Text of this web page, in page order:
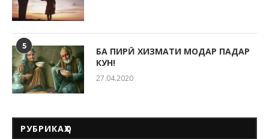
5
БА ПИРӢ ХИЗМАТИ МОДАР ПАДАР
КУН!
27.04.2020
РУБРИКАҲО